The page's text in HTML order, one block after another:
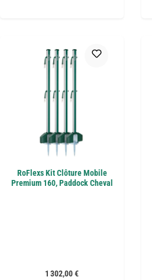
RoFlexs Kit Clôture Mobile
Premium 160, Paddock Cheval
Prix régulier :
1 302,00 €